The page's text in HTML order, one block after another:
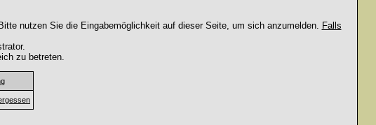
nutzen Sie die Eingabemöglichkeit auf dieser Seite, um sich anzumelden. Falls
zu betreten.